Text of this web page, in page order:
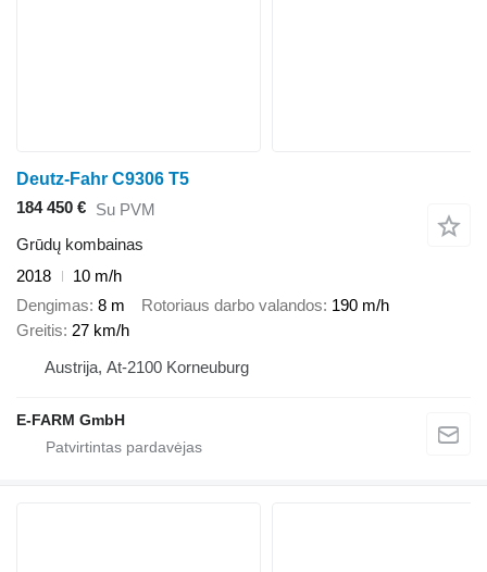
Deutz-Fahr C9306 T5
184 450 € Su PVM
Grūdų kombainas
2018
10 m/h
Dengimas 8 m Rotoriaus darbo valandos 190 m/h
Greitis 27 km/h
Austrija, At-2100 Korneuburg
E-FARM GmbH